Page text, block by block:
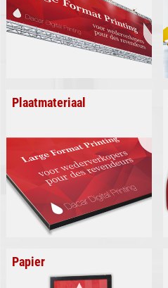
Plaatmateriaal
Papier